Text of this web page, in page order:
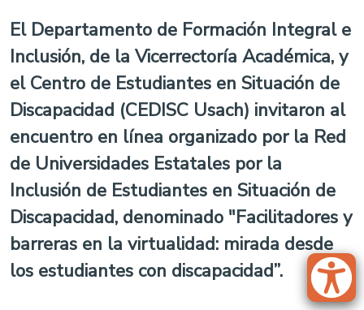
El Departamento de Formación Integral e
Inclusión, de la Vicerrectoría Académica, y
el Centro de Estudiantes en Situación de
Discapacidad (CEDISC Usach) invitaron al
encuentro en línea organizado por la Red
de Universidades Estatales por la
Inclusión de Estudiantes en Situación de
Discapacidad, denominado "Facilitadores y
barreras en la virtualidad: mirada desde
los estudiantes con discapacidad”.